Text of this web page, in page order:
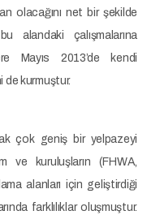
olacağını net bir şekilde
alandaki çalışmalarına
Mayıs 2013’de kendi
de kurmuştur.
çok geniş bir yelpazeyi
ve kuruluşların (FHWA,
alanları için geliştirdiği
farklılıklar oluşmuştur.